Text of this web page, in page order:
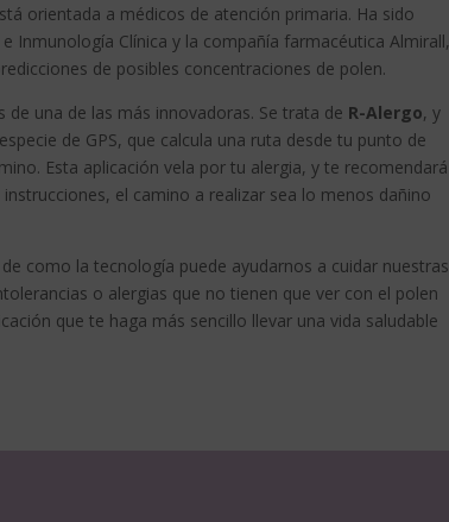
orientada a médicos de atención primaria. Ha sido
Inmunología Clínica y la compañía farmacéutica Almirall,
de posibles concentraciones de polen.
una de las más innovadoras. Se trata de R-Alergo, y
de GPS, que calcula una ruta desde tu punto de
Esta aplicación vela por tu alergia, y te recomendará
el camino a realizar sea lo menos dañino
como la tecnología puede ayudarnos a cuidar nuestras
o alergias que no tienen que ver con el polen
que te haga más sencillo llevar una vida saludable